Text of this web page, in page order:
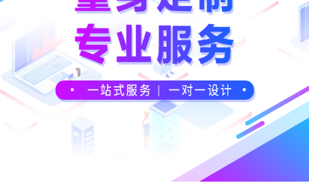
小程序开发
案例展示
新闻资讯
关于我们